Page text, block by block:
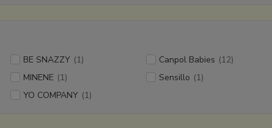
BE SNAZZY (1) Canpol Babies (12)
MINENE (1) Sensillo (1)
YO COMPANY (1)